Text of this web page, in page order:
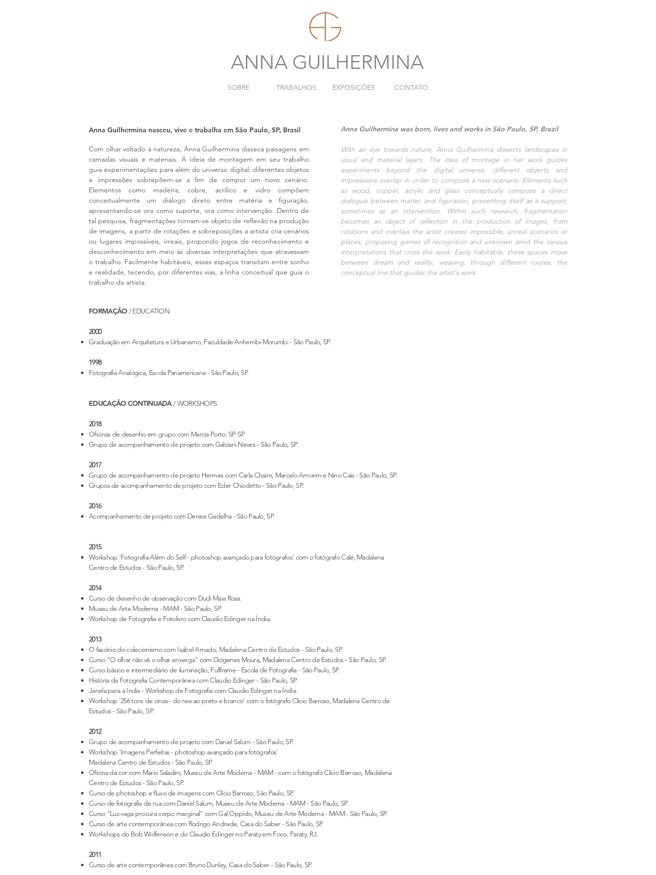
ANNA GUILHERMINA
SOBRE TRABALHOS EXPOSIÇÕES CONTATO
Anna Guilhermina nasceu, vive e trabalha em São Paulo, SP, Brasil
Com olhar voltado à natureza, Anna Guilhermina disseca paisagens em
camadas visuais e materiais. A ideia de montagem em seu trabalho
guia experimentações para além do universo digital, diferentes objetos
e impressões sobrepõem-se a fim de compor um novo cenário.
Elementos como madeira, cobre, acrílico e vidro compõem
conceitualmente um diálogo direto entre matéria e figuração,
apresentando-se ora como suporte, ora como intervenção. Dentro de
tal pesquisa, fragmentações tornam-se objeto de reflexão na produção
de imagens, a partir de rotações e sobreposições a artista cria cenários
ou lugares impossíveis, irreais, propondo jogos de reconhecimento e
desconhecimento em meio às diversas interpretações que atravessam
o trabalho. Facilmente habitáveis, esses espaços transitam entre sonho
e realidade, tecendo, por diferentes vias, a linha conceitual que guia o
trabalho da artista.
Anna Guilhermina was born, lives and works in São Paulo, SP, Brazil
With an eye towards nature, Anna Guilhermina dissects landscapes in
visual and material layers. The idea of ​​montage in her work guides
experiments beyond the digital universe, different objects and
impressions overlap in order to compose a new scenario. Elements such
as wood, copper, acrylic and glass conceptually compose a direct
dialogue between matter and figuration, presenting itself as a support,
sometimes as an intervention. Within such research, fragmentation
becomes an object of reflection in the production of images, from
rotations and overlays the artist creates impossible, unreal scenarios or
places, proposing games of recognition and unknown amid the various
interpretations that cross the work. Easily habitable, these spaces move
between dream and reality, weaving, through different routes, the
conceptual line that guides the artist's work.
FORMAÇÃO / EDUCATION
2000
Graduação em Arquitetura e Urbanismo, Faculdade Anhembi-Morumbi - São Paulo, SP.
1998
Fotografia Analógica, Escola Panamericana - São Paulo, SP.
EDUCAÇÃO CONTINUADA/ WORKSHOPS
2018
Oficinas de desenho em grupo com Marcia Porto. SP-SP
Grupo de acompanhamento de projeto com Galciani Neves - São Paulo, SP.
2017
Grupo de acompanhamento de projeto Hermes com Carla Chaim, Marcelo Amorim e Nino Cais - São Paulo, SP.
Grupos de acompanhamento de projeto com Eder Chiodetto - São Paulo, SP.
2016
Acompanhamento de projeto com Denise Gadelha - São Paulo, SP.
2015
Workshop 'Fotografia Além do Self - photoshop avançado para fotógrafos' com o fotógrafo Calé, Madalena
Centro de Estudos - São Paulo, SP.
2014
Curso de desenho de observação com Dudi Maia Rosa.
Museu de Arte Moderna - MAM - São Paulo, SP.
Workshop de Fotografia e Fotolivro com Claudio Edinger na Índia.
2013
O fascínio do colecionismo com Isabel Amado, Madalena Centro de Estudos - São Paulo, SP.
Curso "O olhar não vê o olhar enxerga" com Diógenes Moura, Madalena Centro de Estudos - São Paulo, SP.
Curso básico e intermediário de iluminação, Fullframe - Escola de Fotografia - São Paulo, SP.
História da Fotografia Contemporânea com Claudio Edinger - São Paulo, SP.
Janela para a India - Workshop de Fotografia com Claudio Edinger na Índia.
Workshop '256 tons de cinza - do raw ao preto e branco' com o fotógrafo Clício Barroso, Madalena Centro de
Estudos - São Paulo, SP.
2012
Grupo de acompanhamento de projeto com Daniel Salum - São Paulo, SP.
Workshop 'Imagens Perfeitas - photoshop avançado para fotógrafos'
Madalena Centro de Estudos - São Paulo, SP.
Oficina da cor com Mario Saladini, Museu de Arte Moderna - MAM - com o fotógrafo Clício Barroso, Madalena
Centro de Estudos - São Paulo, SP.
Curso de photoshop e fluxo de imagens com Clício Barroso, São Paulo, SP.
Curso de fotografia de rua com Daniel Salum, Museu de Arte Moderna - MAM - São Paulo, SP.
Curso "Luz vaga procura corpo marginal" com Gal Oppido, Museu de Arte Moderna - MAM - São Paulo, SP.
Curso de arte contemporânea com Rodrigo Andrade, Casa do Saber - São Paulo, SP.
Workshops do Bob Wolfenson e do Claudio Edinger no Paraty em Foco. Paraty, RJ.
2011
Curso de arte contemporânea com Bruno Dunley, Casa do Saber - São Paulo, SP.